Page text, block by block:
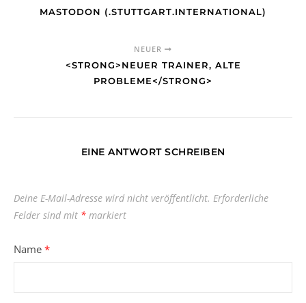
MASTODON (.STUTTGART.INTERNATIONAL)
NEUER
<STRONG>NEUER TRAINER, ALTE
PROBLEME</STRONG>
EINE ANTWORT SCHREIBEN
Deine E-Mail-Adresse wird nicht veröffentlicht. Erforderliche
Felder sind mit * markiert
Name *